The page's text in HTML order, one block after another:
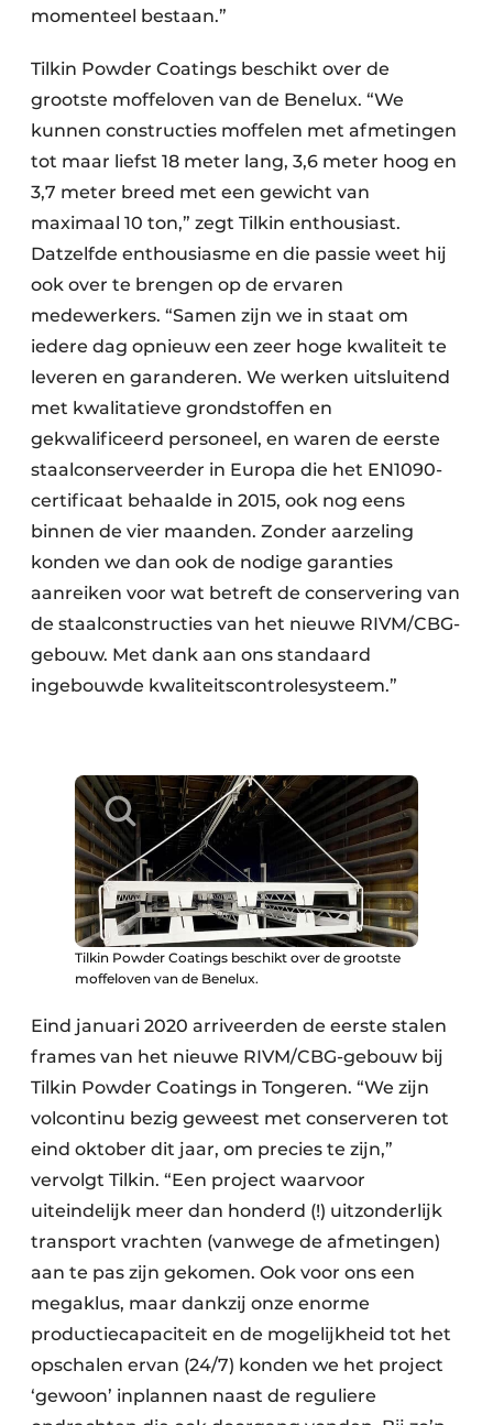
momenteel bestaan.”
Tilkin Powder Coatings beschikt over de
grootste moffeloven van de Benelux. “We
kunnen constructies moffelen met afmetingen
tot maar liefst 18 meter lang, 3,6 meter hoog en
3,7 meter breed met een gewicht van
maximaal 10 ton,” zegt Tilkin enthousiast.
Datzelfde enthousiasme en die passie weet hij
ook over te brengen op de ervaren
medewerkers. “Samen zijn we in staat om
iedere dag opnieuw een zeer hoge kwaliteit te
leveren en garanderen. We werken uitsluitend
met kwalitatieve grondstoffen en
gekwalificeerd personeel, en waren de eerste
staalconserveerder in Europa die het EN1090-
certificaat behaalde in 2015, ook nog eens
binnen de vier maanden. Zonder aarzeling
konden we dan ook de nodige garanties
aanreiken voor wat betreft de conservering van
de staalconstructies van het nieuwe RIVM/CBG-
gebouw. Met dank aan ons standaard
ingebouwde kwaliteitscontrolesysteem.”
Tilkin Powder Coatings beschikt over de grootste
moffeloven van de Benelux.
Eind januari 2020 arriveerden de eerste stalen
frames van het nieuwe RIVM/CBG-gebouw bij
Tilkin Powder Coatings in Tongeren. “We zijn
volcontinu bezig geweest met conserveren tot
eind oktober dit jaar, om precies te zijn,”
vervolgt Tilkin. “Een project waarvoor
uiteindelijk meer dan honderd (!) uitzonderlijk
transport vrachten (vanwege de afmetingen)
aan te pas zijn gekomen. Ook voor ons een
megaklus, maar dankzij onze enorme
productiecapaciteit en de mogelijkheid tot het
opschalen ervan (24/7) konden we het project
‘gewoon’ inplannen naast de reguliere